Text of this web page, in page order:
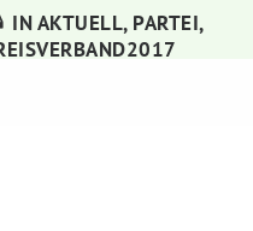
INAKTUELL, PARTEI,